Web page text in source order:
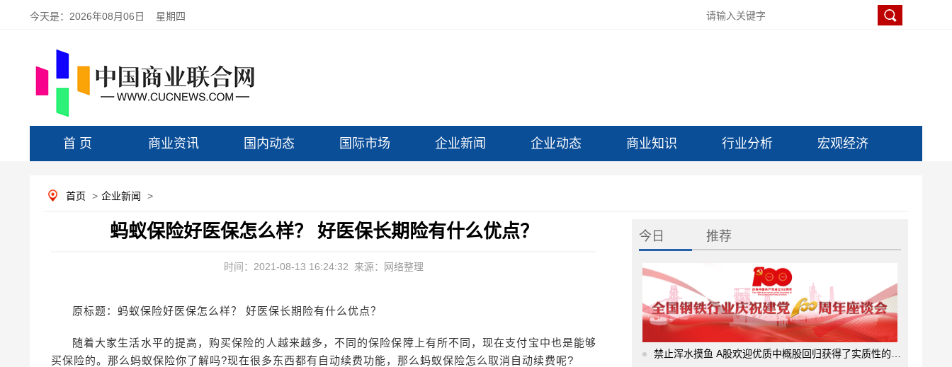
今天是： 2026年08月06日 星期四
首 页 商业资讯 国内动态 国际市场 企业新闻 企业动态 商业知识 行业分析 宏观经济
首页 > 企业新闻 >
蚂蚁保险好医保怎么样？ 好医保长期险有什么优点？
时间：2021-08-13 16:24:32 来源：网络整理
原标题：蚂蚁保险好医保怎么样？ 好医保长期险有什么优点？
随着大家生活水平的提高，购买保险的人越来越多，不同的保险保障上有所不同，现在支付宝中也是能够
买保险的。那么蚂蚁保险你了解吗?现在很多东西都有自动续费功能，那么蚂蚁保险怎么取消自动续费呢?
今日 推荐
禁止浑水摸鱼 A股欢迎优质中概股回归获得了实质性的进展